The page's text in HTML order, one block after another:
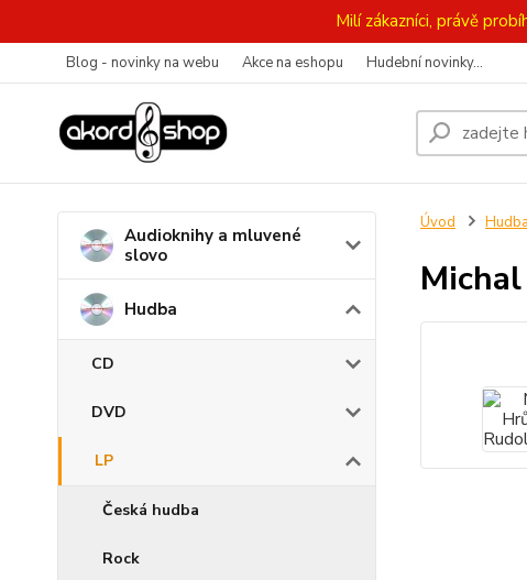
Milí zákazníci, právě
Blog - novinky na webu Akce na eshopu Hudební novinky...
Audioknihy a mluvené
slovo
Hudba
CD
DVD
LP
Česká hudba
Rock
Úvod Hudba